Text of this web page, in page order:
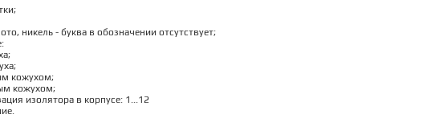
никель - буква в обозначении отсутствует;
кожухом;
кожухом;
изолятора в корпусе: 1...12